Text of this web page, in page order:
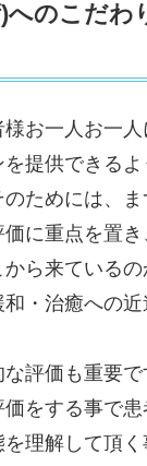
へのこだわ
お一人お一
提供できる
ためには、
に重点を置
ら来ているの
・治癒への近
評価も重要
をする事で
を理解して頂